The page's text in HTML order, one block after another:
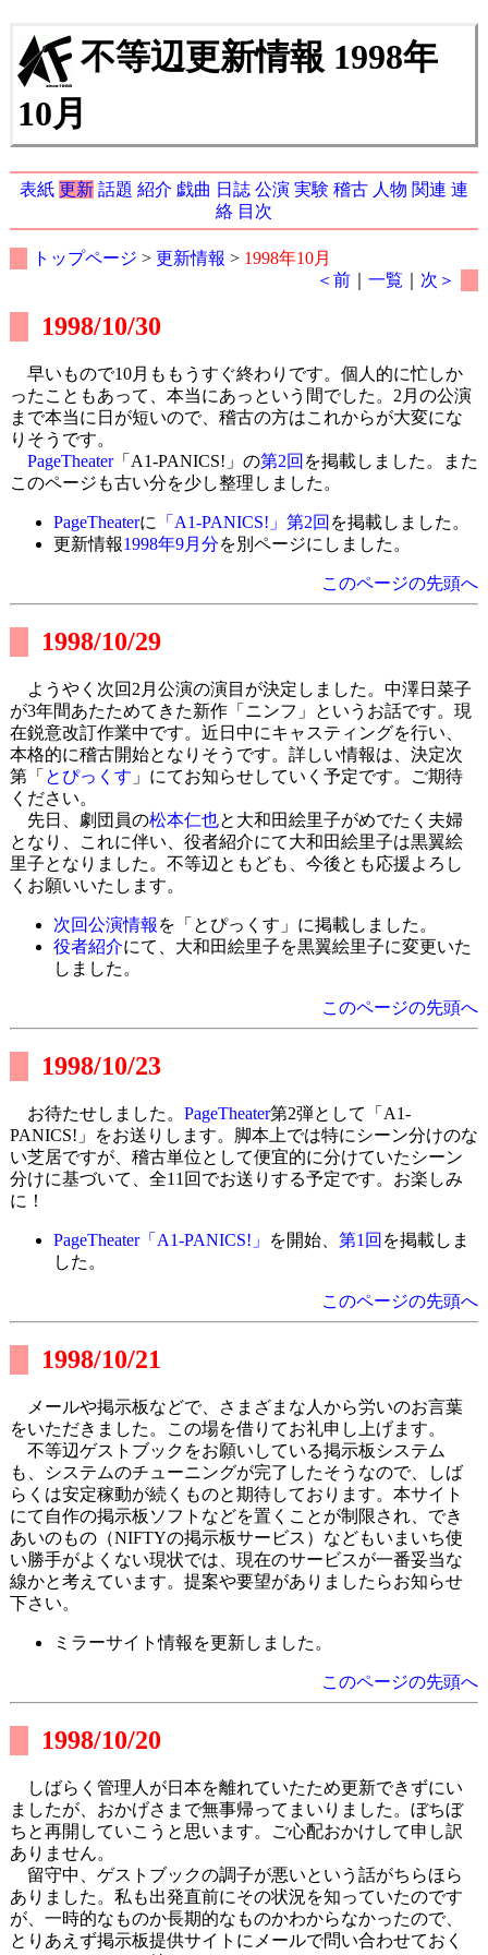
不等辺更新情報 1998年
10月
表紙 更新 話題 紹介 戯曲 日誌 公演 実験 稽古 人物 関連 連
絡 目次
トップページ > 更新情報 > 1998年10月
＜前 ｜一覧 次＞
1998/10/30
早いもので10月ももうすぐ終わりです。個人的に忙しか
ったこともあって、本当にあっという間でした。2月の公演
まで本当に日が短いので、稽古の方はこれからが大変にな
りそうです。
PageTheater「A1-PANICS!」の第2回 を掲載しました。また
このページも古い分を少し整理しました。
PageTheaterに 「A1-PANICS!」第2回 を掲載しました。
更新情報1998年9月分を別ページにしました。
このページの先頭へ
1998/10/29
ようやく次回2月公演の演目が決定しました。中澤日菜子
が3年間あたためてきた新作「ニンフ」というお話です。現
在鋭意改訂作業中です。近日中にキャスティングを行い、
本格的に稽古開始となりそうです。詳しい情報は、決定次
第「 とぴっくす 」にてお知らせしていく予定です。ご期待
ください。
先日、劇団員の松本仁也と大和田絵里子がめでたく夫婦
となり、これに伴い、役者紹介にて大和田絵里子は黒翼絵
里子となりました。不等辺ともども、今後とも応援よろし
くお願いいたします。
次回公演情報 を「とぴっくす」に掲載しました。
役者紹介にて、大和田絵里子を黒翼絵里子に変更いた
しました。
このページの先頭へ
1998/10/23
お待たせしました。 PageTheater第2弾として「A1-
PANICS!」をお送りします。脚本上では特にシーン分けのな
い芝居ですが、稽古単位として便宜的に分けていたシーン
分けに基づいて、全11回でお送りする予定です。お楽しみ
に！
PageTheater「A1-PANICS!」 を開始、 第1回 を掲載しま
した。
このページの先頭へ
1998/10/21
メールや掲示板などで、さまざまな人から労いのお言葉
をいただきました。この場を借りてお礼申し上げます。
不等辺ゲストブックをお願いしている掲示板システム
も、システムのチューニングが完了したそうなので、しば
らくは安定稼動が続くものと期待しております。本サイト
にて自作の掲示板ソフトなどを置くことが制限され、でき
あいのもの（NIFTYの掲示板サービス）などもいまいち使
い勝手がよくない現状では、現在のサービスが一番妥当な
線かと考えています。提案や要望がありましたらお知らせ
下さい。
ミラーサイト情報を更新しました。
このページの先頭へ
1998/10/20
しばらく管理人が日本を離れていたため更新できずにい
ましたが、おかげさまで無事帰ってまいりました。ぼちぼ
ちと再開していこうと思います。ご心配おかけして申し訳
ありません。
留守中、ゲストブックの調子が悪いという話がちらほら
ありました。私も出発直前にその状況を知っていたのです
が、一時的なものか長期的なものかわからなかったので、
とりあえず掲示板提供サイトにメールで問い合わせておく